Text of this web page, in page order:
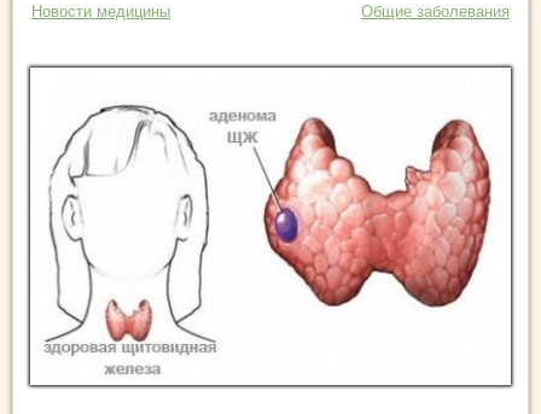
Новости медицины Общие заболевания